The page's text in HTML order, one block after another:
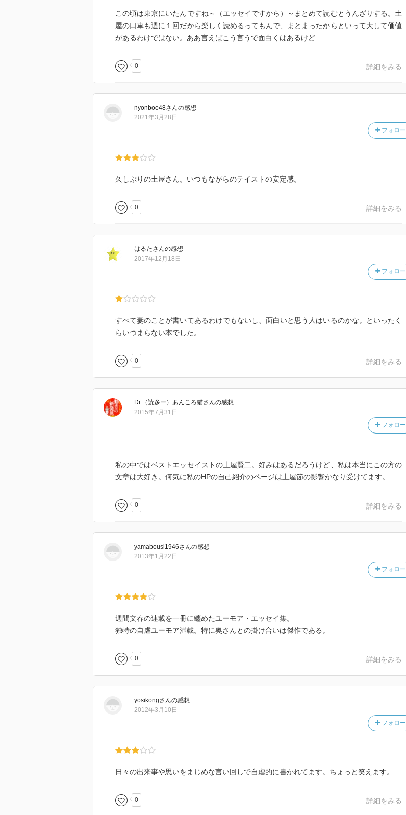
この頃は東京にいたんですね～（エッセイですから）～まとめて読むとうんざりする。土
屋の口車も週に１回だから楽しく読めるってもんで、まとまったからといって大して価値
があるわけではない。ああ言えばこう言うで面白くはあるけど
0 詳細をみる
nyonboo48さんの感想
フォロー
2021年3月28日
久しぶりの土屋さん。いつもながらのテイストの安定感。
0 詳細をみる
はるたさんの感想
フォロー
2017年12月18日
すべて妻のことが書いてあるわけでもないし、面白いと思う人はいるのかな。といったく
らいつまらない本でした。
0 詳細をみる
Dr.（読多ー）あんころ猫さんの感想
フォロー
2015年7月31日
私の中ではベストエッセイストの土屋賢二。好みはあるだろうけど、私は本当にこの方の
文章は大好き。何気に私のHPの自己紹介のページは土屋節の影響かなり受けてます。
0 詳細をみる
yamabousi1946さんの感想
フォロー
2013年1月22日
週間文春の連載を一冊に纏めたユーモア・エッセイ集。
独特の自虐ユーモア満載。特に奥さんとの掛け合いは傑作である。
0 詳細をみる
yosikongさんの感想
フォロー
2012年3月10日
日々の出来事や思いをまじめな言い回しで自虐的に書かれてます。ちょっと笑えます。
0 詳細をみる